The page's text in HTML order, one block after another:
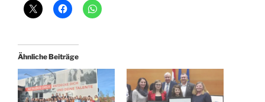
Ähnliche Beiträge